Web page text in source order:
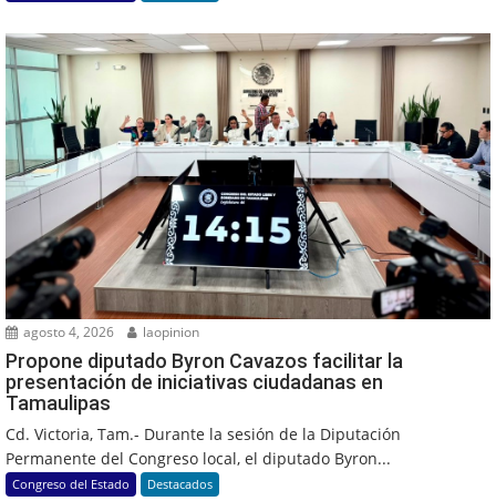
agosto 4, 2026 laopinion
Propone diputado Byron Cavazos facilitar la
presentación de iniciativas ciudadanas en
Tamaulipas
Cd. Victoria, Tam.- Durante la sesión de la Diputación
Permanente del Congreso local, el diputado Byron...
Congreso del Estado Destacados